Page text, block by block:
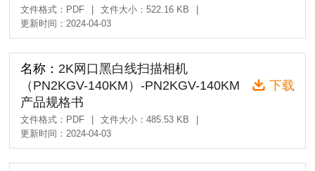
文件格式：PDF 文件大小：522.16 KB
更新时间：2024-04-03
名称： 2K网口黑白线扫描相机
（PN2KGV-140KM）-PN2KGV-140KM
产品规格书
文件格式：PDF 文件大小：485.53 KB
更新时间：2024-04-03
下载